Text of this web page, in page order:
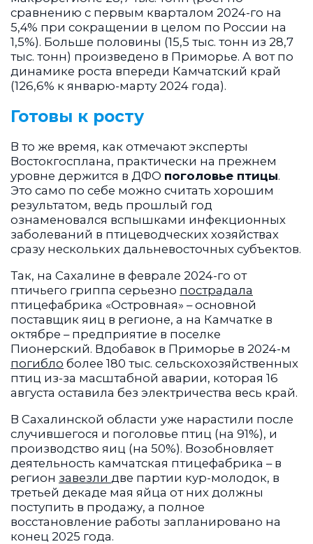
сравнению с первым кварталом 2024-го на
5,4% при сокращении в целом по России на
1,5%). Больше половины (15,5 тыс. тонн из 28,7
тыс. тонн) произведено в Приморье. А вот по
динамике роста впереди Камчатский край
(126,6% к январю-марту 2024 года).
Готовы к росту
В то же время, как отмечают эксперты
Востокгосплана, практически на прежнем
уровне держится в ДФО поголовье птицы.
Это само по себе можно считать хорошим
результатом, ведь прошлый год
ознаменовался вспышками инфекционных
заболеваний в птицеводческих хозяйствах
сразу нескольких дальневосточных субъектов.
Так, на Сахалине в феврале 2024-го от
птичьего гриппа серьезно пострадала
птицефабрика «Островная» – основной
поставщик яиц в регионе, а на Камчатке в
октябре – предприятие в поселке
Пионерский. Вдобавок в Приморье в 2024-м
погибло более 180 тыс. сельскохозяйственных
птиц из-за масштабной аварии, которая 16
августа оставила без электричества весь край.
В Сахалинской области уже нарастили после
случившегося и поголовье птиц (на 91%), и
производство яиц (на 50%). Возобновляет
деятельность камчатская птицефабрика – в
регион завезли две партии кур-молодок, в
третьей декаде мая яйца от них должны
поступить в продажу, а полное
восстановление работы запланировано на
конец 2025 года.